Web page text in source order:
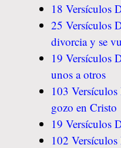
18 Versículos
25 Versículos
divorcia y se
19 Versículos
unos a otros
103
gozo en Cristo
19 Versículos
102